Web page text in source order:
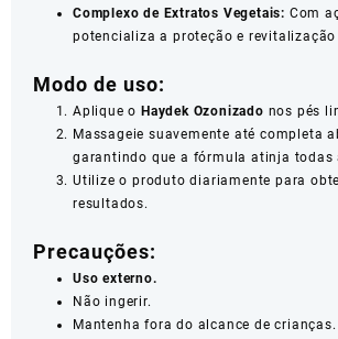
Complexo de Extratos Vegetais: Com
potencializa a proteção e revitalização
Modo de uso:
Aplique o Haydek Ozonizado nos pés
Massageie suavemente até completa
garantindo que a fórmula atinja todas
Utilize o produto diariamente para
resultados.
Precauções:
Uso externo.
Não ingerir.
Mantenha fora do alcance de crianças.